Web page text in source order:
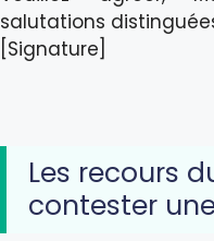
salutations
[Signature]
Les recours
contester